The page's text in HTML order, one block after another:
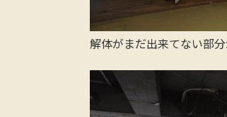
解体がまだ出来てない部